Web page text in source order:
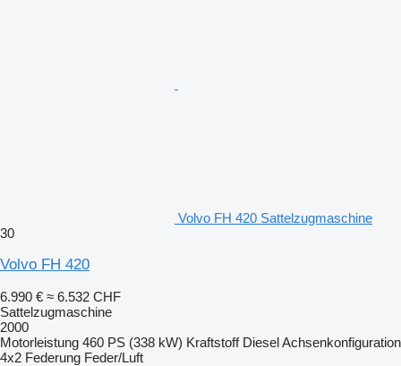
Volvo FH 420 Sattelzugmaschine
30
Volvo FH 420
6.990 € ≈ 6.532 CHF
Sattelzugmaschine
2000
Motorleistung 460 PS (338 kW) Kraftstoff DieselAchsenkonfiguration
4x2 Federung Feder/Luft